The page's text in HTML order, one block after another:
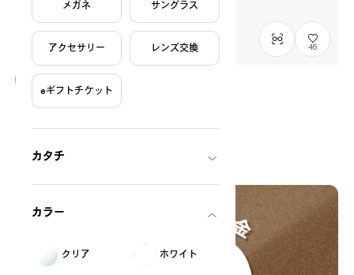
メガネ サングラス
アクセサリー レンズ交換
eギフトチケット
カタチ
カラー
クリア ホワイト
45
OWNDAYS | SUN